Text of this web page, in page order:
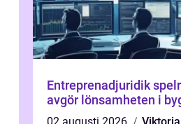
Entreprenadjuridik spelreglerna som
avgör lönsamheten i